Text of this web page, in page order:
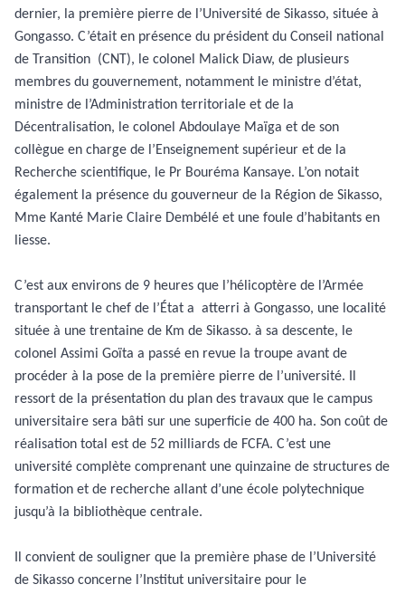
dernier, la première pierre de l’Université de Sikasso, située à
Gongasso. C’était en présence du président du Conseil national
de Transition (CNT), le colonel Malick Diaw, de plusieurs
membres du gouvernement, notamment le ministre d’état,
ministre de l’Administration territoriale et de la
Décentralisation, le colonel Abdoulaye Maïga et de son
collègue en charge de l’Enseignement supérieur et de la
Recherche scientifique, le Pr Bouréma Kansaye. L’on notait
également la présence du gouverneur de la Région de Sikasso,
Mme Kanté Marie Claire Dembélé et une foule d’habitants en
liesse.
C’est aux environs de 9 heures que l’hélicoptère de l’Armée
transportant le chef de l’État a atterri à Gongasso, une localité
située à une trentaine de Km de Sikasso. à sa descente, le
colonel Assimi Goïta a passé en revue la troupe avant de
procéder à la pose de la première pierre de l’université. Il
ressort de la présentation du plan des travaux que le campus
universitaire sera bâti sur une superficie de 400 ha. Son coût de
réalisation total est de 52 milliards de FCFA. C’est une
université complète comprenant une quinzaine de structures de
formation et de recherche allant d’une école polytechnique
jusqu’à la bibliothèque centrale.
Il convient de souligner que la première phase de l’Université
de Sikasso concerne l’Institut universitaire pour le